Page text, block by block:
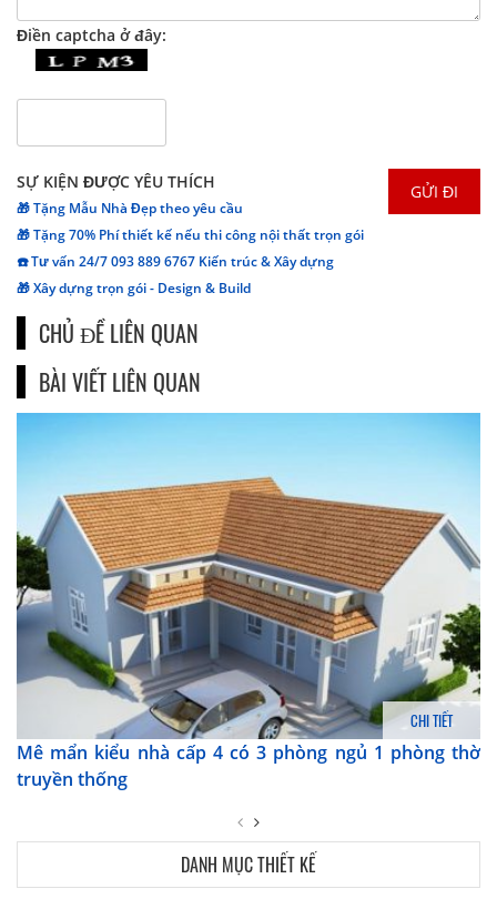
Điền captcha ở đây:
SỰ KIỆN ĐƯỢC YÊU THÍCH
🎁 Tặng Mẫu Nhà Đẹp theo yêu cầu
🎁 Tặng 70% Phí thiết kế nếu thi công nội thất trọn gói
☎️ Tư vấn 24/7 093 889 6767 Kiến trúc & Xây dựng
🎁 Xây dựng trọn gói - Design & Build
CHỦ ĐỀ LIÊN QUAN
BÀI VIẾT LIÊN QUAN
CHI TIẾT
Mê mẩn kiểu nhà cấp 4 có 3 phòng ngủ 1 phòng thờ
truyền thống
DANH MỤC THIẾT KẾ